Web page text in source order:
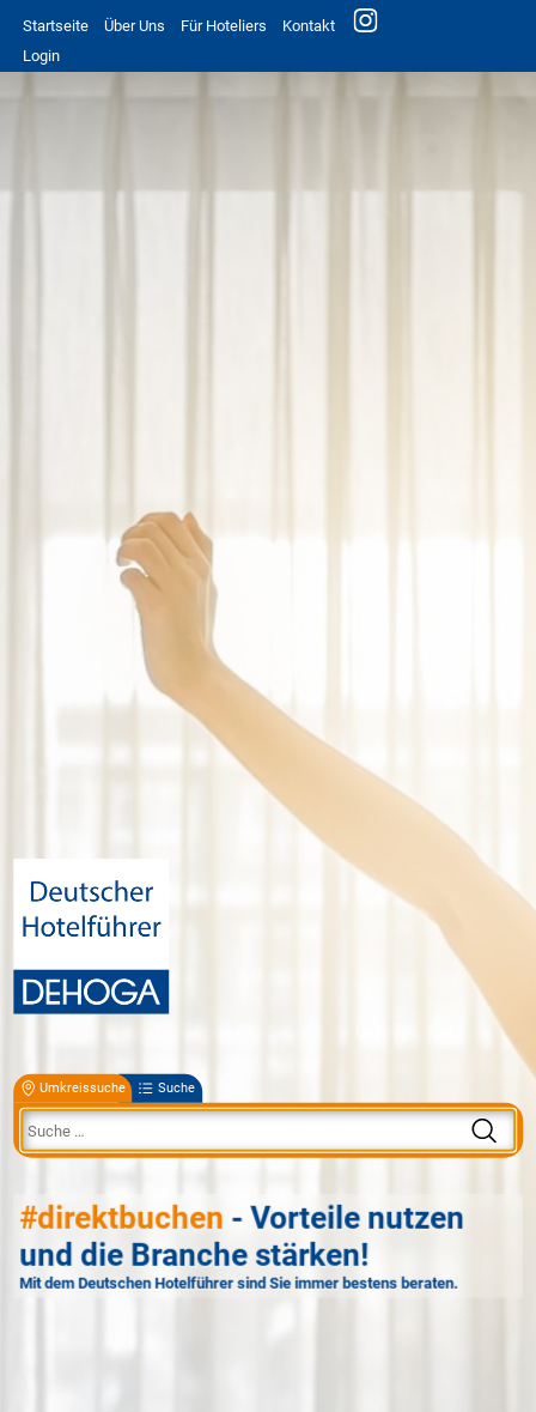
Startseite Über Uns Für Hoteliers
Kontakt
Login
Umkreissuche Suche
#direktbuchen - Vorteile nutzen
und die Branche stärken!
Mit dem Deutschen Hotelführer sind Sie immer bestens beraten.